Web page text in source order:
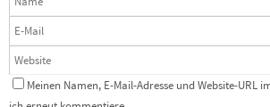
Meinen Namen, E-Mail-Adresse und Website-URL